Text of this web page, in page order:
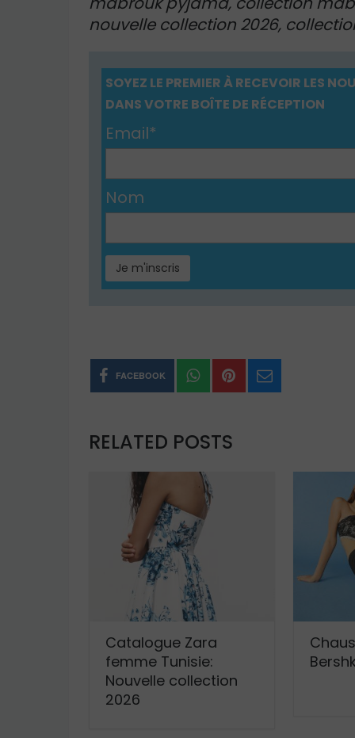
nouvelle collection 2026,
SOYEZ LE PREMIER À RECEVOIR LES
DANS VOTRE BOÎTE DE RÉCEPTION
Email*
Nom
FACEBOOK
RELATED POSTS
Catalogue Zara
femme Tunisie:
Nouvelle collection
2026